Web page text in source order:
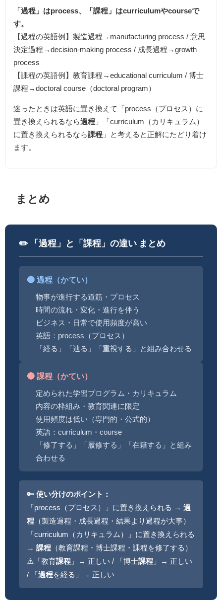
「過程」はprocess、「課程」はcurriculumやcourseで
す。
【過程の英語例】製造過程→manufacturing process / 意思
決定過程→decision-making process / 成長過程→growth
process
【課程の英語例】教育課程→educational curriculum / 博士
課程→doctoral course（doctoral program）
迷ったときは英語に置き換えて「process（プロセス）に
置き換えられるなら過程 」「curriculum（カリキュラム）
に置き換えられるなら課程 」と考えると正解にたどり着け
ます。
まとめ
✏️ 「過程」と「課程」の違い まとめ
🔵 過程（かてい）
物事が進行する道筋・プロセス
時間の流れ・変化・進行を伴う
ビジネス・日常で使用頻度が高い
英語：process（プロセス）
「経る」「辿る」「重視する」と組み合わせる
🔴 課程（かてい）
定められた学習プログラム・カリキュラム
内容の枠組み・教育関連に限定
使用頻度は低い（専門的・公式的）
英語：curriculum・course
「修了する」「履修する」「在籍する」と組み
合わせる
🔑 使い分けのポイント：
「process（プロセス）」に置き換えられる → 過
程 （製造過程・成長過程・結果より過程が大事）
「curriculum（カリキュラム）」に置き換えられる
→ 課程 （教育課程・博士課程・課程を修了する）
⚠️「教育課程 」→ 正しい / 「博士課程 」→ 正しい
/ 「 過程を経る」→ 正しい